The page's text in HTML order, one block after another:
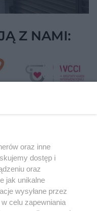
Z NAMI:
może być powielany i
w jakikolwiek sposób
na jakimkolwiek polu
z umieszczaniem w
praw. Jakiekolwiek użycie
w części z naruszeniem
pod groźbą kary i
oraz inne
dostęp i
oraz
jak unikalne
wysyłane przez
celu zapewniania